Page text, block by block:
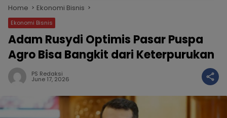
Home Ekonomi Bisnis
Ekonomi Bisnis
Adam Rusydi Optimis Pasar Puspa
Agro Bisa Bangkit dari Keterpurukan
PS Redaksi
June 17, 2026